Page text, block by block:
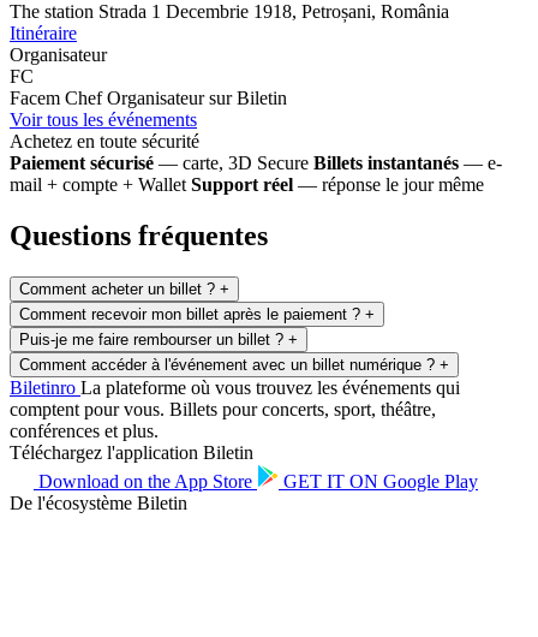
The station Strada 1 Decembrie 1918, Petroșani, România
Itinéraire
Organisateur
FC
Facem Chef Organisateur sur Biletin
Voir tous les événements
Achetez en toute sécurité
Paiement sécurisé — carte, 3D Secure Billets instantanés — e-
mail + compte + Wallet Support réel — réponse le jour même
Questions fréquentes
Comment acheter un billet ? +
Comment recevoir mon billet après le paiement ? +
Puis-je me faire rembourser un billet ? +
Comment accéder à l'événement avec un billet numérique ? +
Biletinro La plateforme où vous trouvez les événements qui
comptent pour vous. Billets pour concerts, sport, théâtre,
conférences et plus.
Téléchargez l'application Biletin
Download on the App Store GET IT ON Google Play
De l'écosystème Biletin